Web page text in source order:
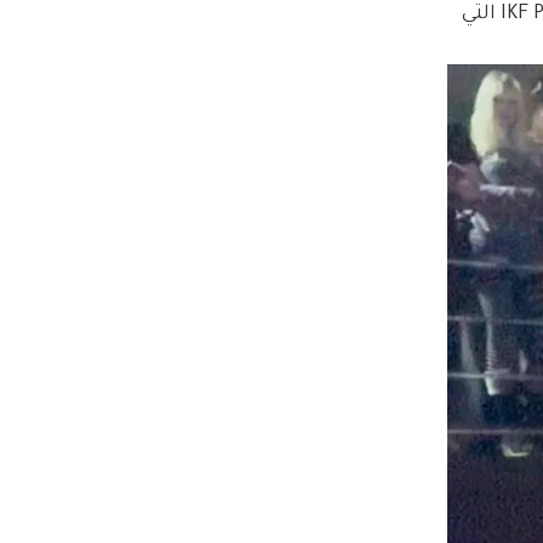
ولم يكن اهتمامه بالمواي تاي جديداً، إذ سبق أن حقق فوزاً في بطولة IKF Point Muay Thai Technical Competition التي